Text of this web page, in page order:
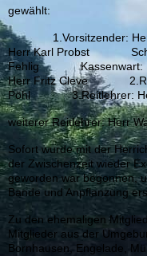
gewählt:
1.Vorsitzender:
Herr Karl Probst
Fehlig Kassenwart:
Herr Fritz Cleve
Pöhl 3.Reitlehrer:
weiterer Reitlehrer: Herr
Sofort wurde mit der
der Zwischenzeit wieder
geworden war begonnen,
Bande und Anpflanzung
Zu den ehemaligen
Mitglieder aus der
Bornhausen, Engelade,